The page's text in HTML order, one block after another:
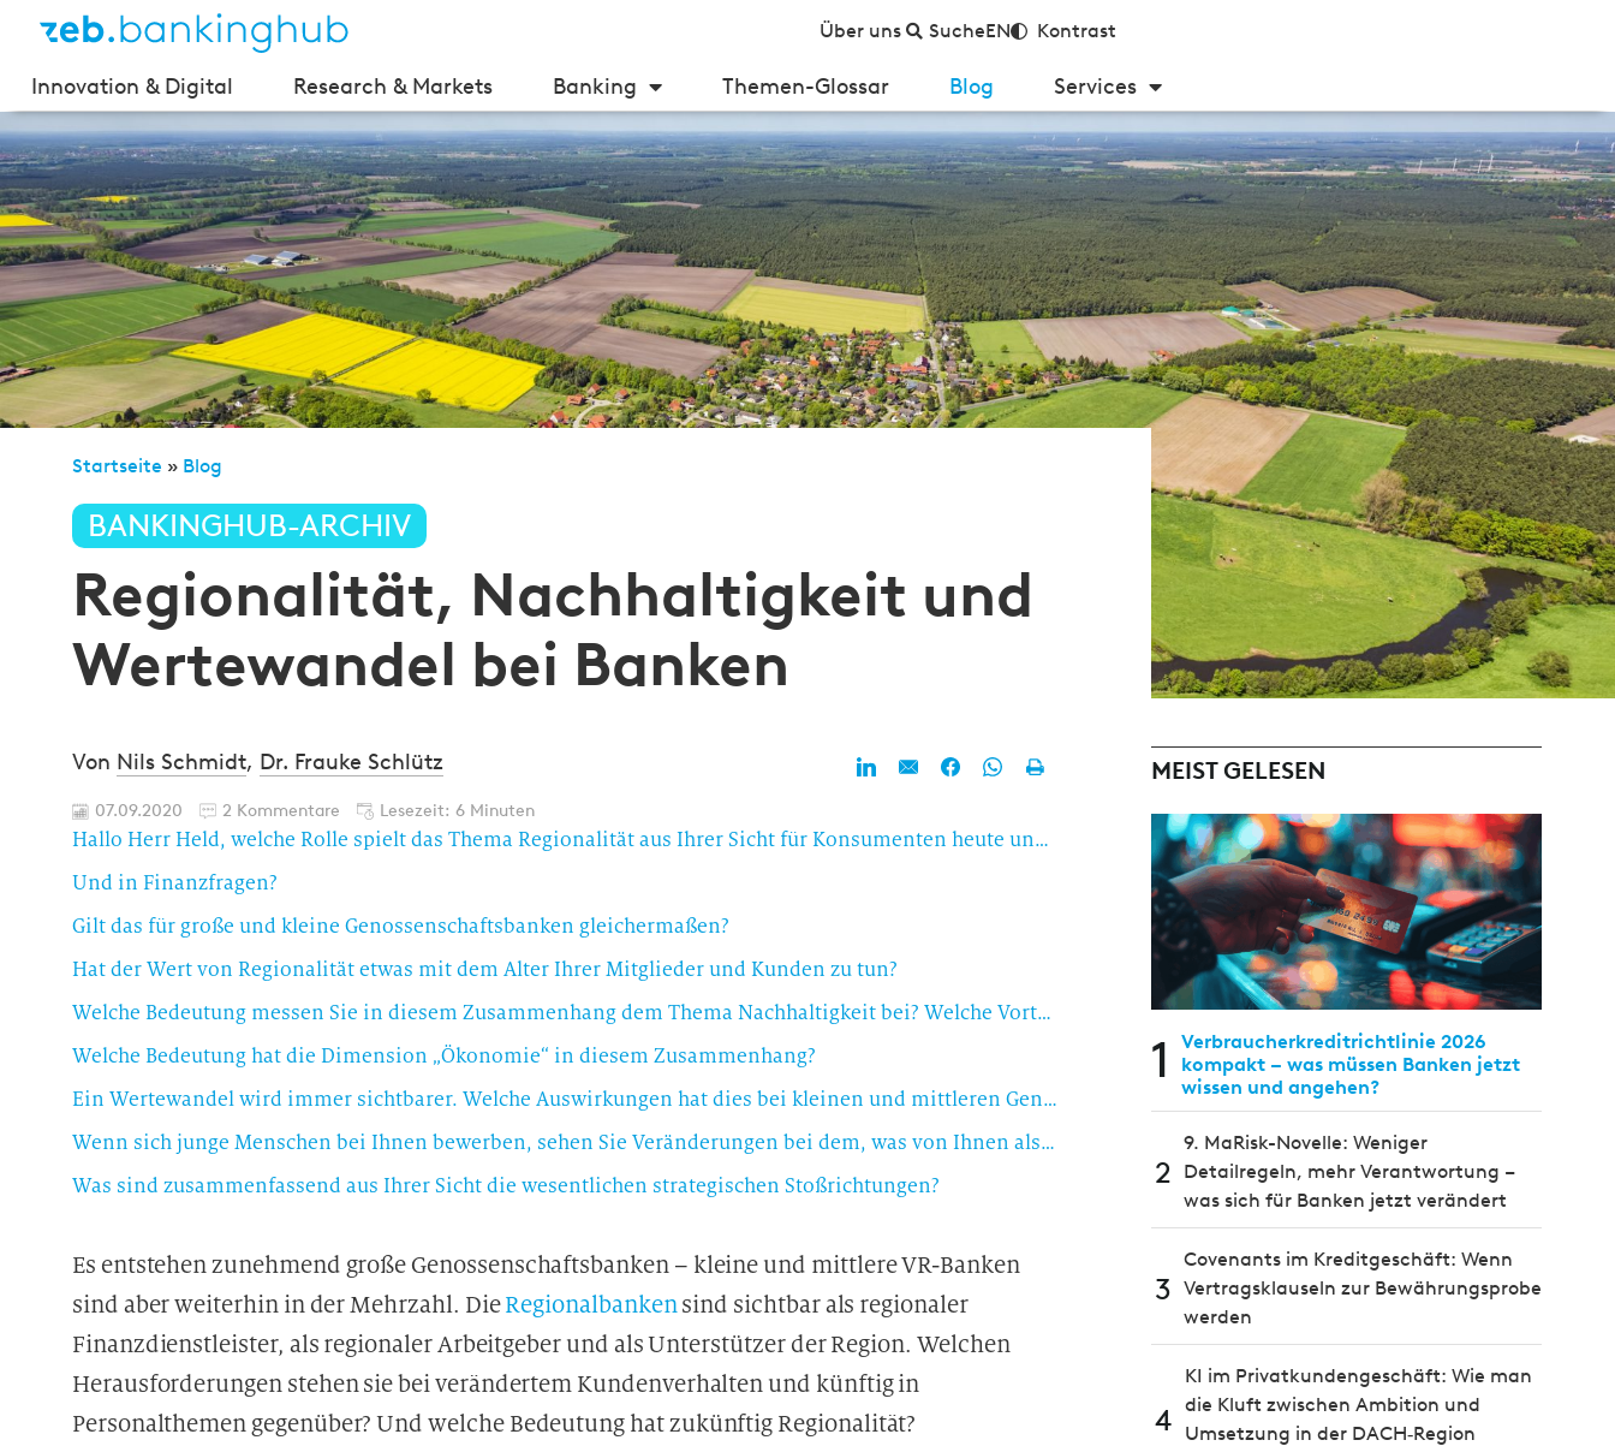
Über uns SucheEN Kontrast
Innovation & Digital Research & Markets Banking Themen-Glossar Blog Services
Startseite » Blog
BANKINGHUB-ARCHIV
Regionalität, Nachhaltigkeit und
Wertewandel bei Banken
Von Nils Schmidt, Dr. Frauke Schlütz
07.09.2020 2 Kommentare Lesezeit: 6 Minuten
Hallo Herr Held, welche Rolle spielt das Thema Regionalität aus Ihrer Sicht für Konsumenten heute und in Zukunft?
Und in Finanzfragen?
Gilt das für große und kleine Genossenschaftsbanken gleichermaßen?
Hat der Wert von Regionalität etwas mit dem Alter Ihrer Mitglieder und Kunden zu tun?
Welche Bedeutung messen Sie in diesem Zusammenhang dem Thema Nachhaltigkeit bei? Welche Vorteile sehen Sie für kleine und mittlere Genossenschaftsbanken mit Blick auf die nachwachsende Generation, die mit ökologischen, ökonomischen und sozialen Fragestellungen offenbar anders umgeht als vielleicht Ihr heutiger „Durchschnittskunde“?
Welche Bedeutung hat die Dimension „Ökonomie“ in diesem Zusammenhang?
Ein Wertewandel wird immer sichtbarer. Welche Auswirkungen hat dies bei kleinen und mittleren Genossenschaftsbanken auf Personalfragen?
Wenn sich junge Menschen bei Ihnen bewerben, sehen Sie Veränderungen bei dem, was von Ihnen als Arbeitergeber erwartet wird?
Was sind zusammenfassend aus Ihrer Sicht die wesentlichen strategischen Stoßrichtungen?
Es entstehen zunehmend große Genossenschaftsbanken – kleine und mittlere VR-Banken
sind aber weiterhin in der Mehrzahl. DieRegionalbankensind sichtbar als regionaler
Finanzdienstleister, als regionaler Arbeitgeber und als Unterstützer der Region. Welchen
Herausforderungen stehen sie bei verändertem Kundenverhalten und künftig in
Personalthemen gegenüber? Und welche Bedeutung hat zukünftig Regionalität?
MEIST GELESEN
1
Verbraucherkreditrichtlinie 2026
kompakt – was müssen Banken jetzt
wissen und angehen?
2
9. MaRisk-Novelle: Weniger
Detailregeln, mehr Verantwortung –
was sich für Banken jetzt verändert
3
Covenants im Kreditgeschäft: Wenn
Vertragsklauseln zur Bewährungsprobe
werden
4
KI im Privatkundengeschäft: Wie man
die Kluft zwischen Ambition und
Umsetzung in der DACH‑Region